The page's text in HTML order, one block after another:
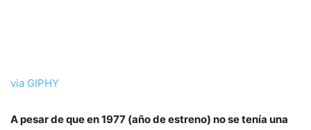
via GIPHY
A pesar de que en 1977 (año de estreno) no se tenía una